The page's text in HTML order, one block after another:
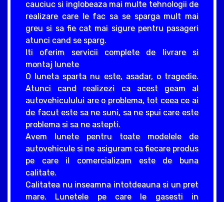
cauciuc si inglobeaza mai multe tehnologii de
realizare care le fac sa se sparga mult mai
greu si sa fie cat mai sigure pentru pasageri
atunci cand se sparg.
Iti oferim servicii complete de livrare si
montaj lunete
O luneta sparta nu este, asadar, o tragedie.
Atunci cand realizezi ca acest geam al
autovehiculului are o problema, tot ceea ce ai
de facut este sa ne suni, sa ne spui care este
problema si sa ne astepti.
Avem lunete pentru toate modelele de
autovehicule si ne asiguram ca fiecare produs
pe care il comercializam este de buna
calitate.
Calitatea nu inseamna intotdeauna si un pret
mare. Lunetele pe care le gasesti in